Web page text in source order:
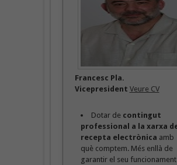
Francesc Pla.
Vicepresident Veure CV
Dotar de contingut
professional a la xarxa
recepta electrònica amb
què comptem. Més enllà de
garantir el seu funcionament